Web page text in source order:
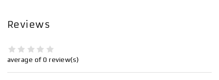
Reviews
average of 0 review(s)